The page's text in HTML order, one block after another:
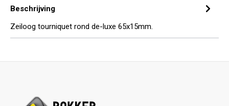
Beschrijving
Zeiloog tourniquet rond de-luxe 65x15mm.